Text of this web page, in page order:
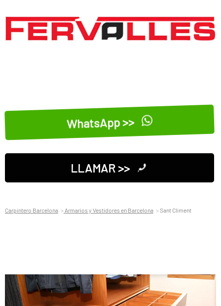
WhatsApp >>
LLAMAR >>
Carpintero Barcelona Armarios y Vestidores en Barcelona Sant Climent